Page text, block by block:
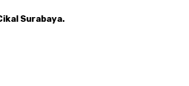
Surabaya.